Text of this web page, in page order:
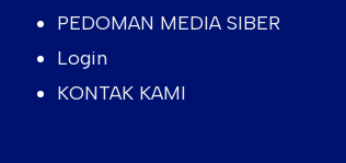
PEDOMAN MEDIA SIBER
Login
KONTAK KAMI